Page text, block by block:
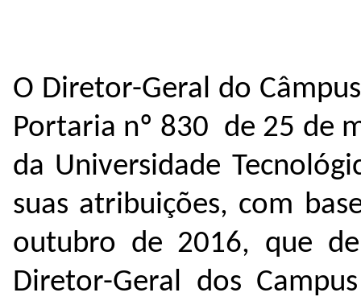
O Diretor-Geral do
Portaria nº 830 de 25 de
da Universidade
suas atribuições, com
outubro de 2016, que
Diretor-Geral dos